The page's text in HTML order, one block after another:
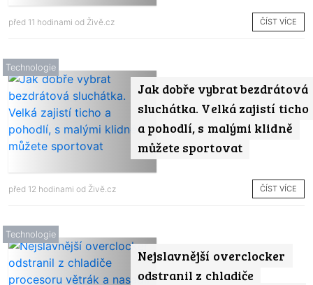
před 11 hodinami od Živě.cz ČÍST VÍCE
Jak dobře vybrat bezdrátová
sluchátka. Velká zajistí ticho
a pohodlí, s malými klidně
můžete sportovat
Technologie
před 12 hodinami od Živě.cz ČÍST VÍCE
Nejslavnější overclocker
odstranil z chladiče
Technologie